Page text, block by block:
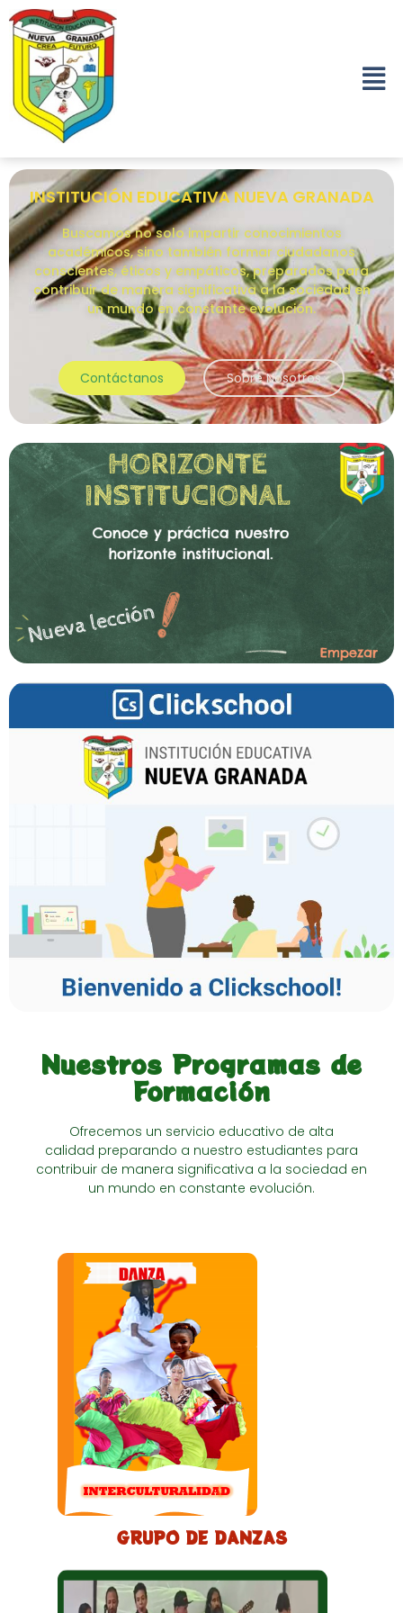
INSTITUCIÓN EDUCATIVA NUEVA GRANADA
Buscamos no solo impartir conocimientos
académicos, sino también formar ciudadanos
conscientes, éticos y empáticos, preparados para
contribuir de manera significativa a la sociedad en
un mundo en constante evolución.
Contáctanos Sobre Nosotros
Nuestros Programas de
Formación
Ofrecemos un servicio educativo de alta
calidad preparando a nuestro estudiantes para
contribuir de manera significativa a la sociedad en
un mundo en constante evolución.
GRUPO DE DANZAS